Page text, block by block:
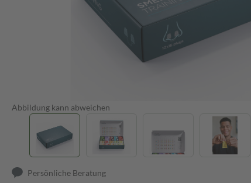
Abbildung kann abweichen
Persönliche Beratung